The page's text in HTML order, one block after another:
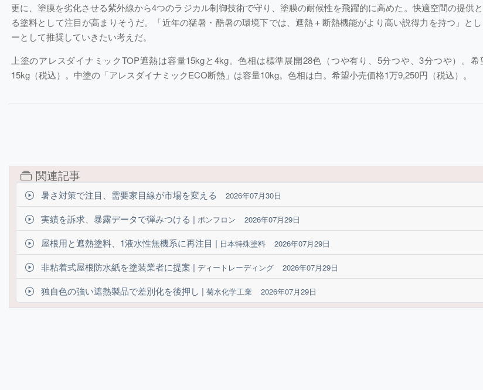
更に、塗膜を劣化させる紫外線から4つのラジカル制御技術で守り、塗膜の耐候性を飛躍的に高めた。快適空間の提供
る塗料として注目が高まりそうだ。「近年の猛暑・酷暑の環境下では、遮熱＋断熱機能がより高い説得力を持つ」と
ーとして推奨していきたい考えだ。
上塗のアレスダイナミックTOP遮熱は容量15kgと4kg。色相は標準展開28色（つや有り、5分つや、3分つや）。希
15kg（税込）。中塗の「アレスダイナミックECO断熱」は容量10kg。色相は白。希望小売価格1万9,250円（税込）。
関連記事
暑さ対策で注目、需要家目線が市場を変える 2026年07月30日
実績を訴求、暴露データで弾みつける | ボンフロン 2026年07月29日
屋根用と遮熱塗料、1液水性無機系に再注目 | 日本特殊塗料 2026年07月29日
非粘着式屋根防水紙を塗装業者に提案 | ディートレーディング 2026年07月29日
独自色の強い遮熱製品で差別化を後押し | 菊水化学工業 2026年07月29日